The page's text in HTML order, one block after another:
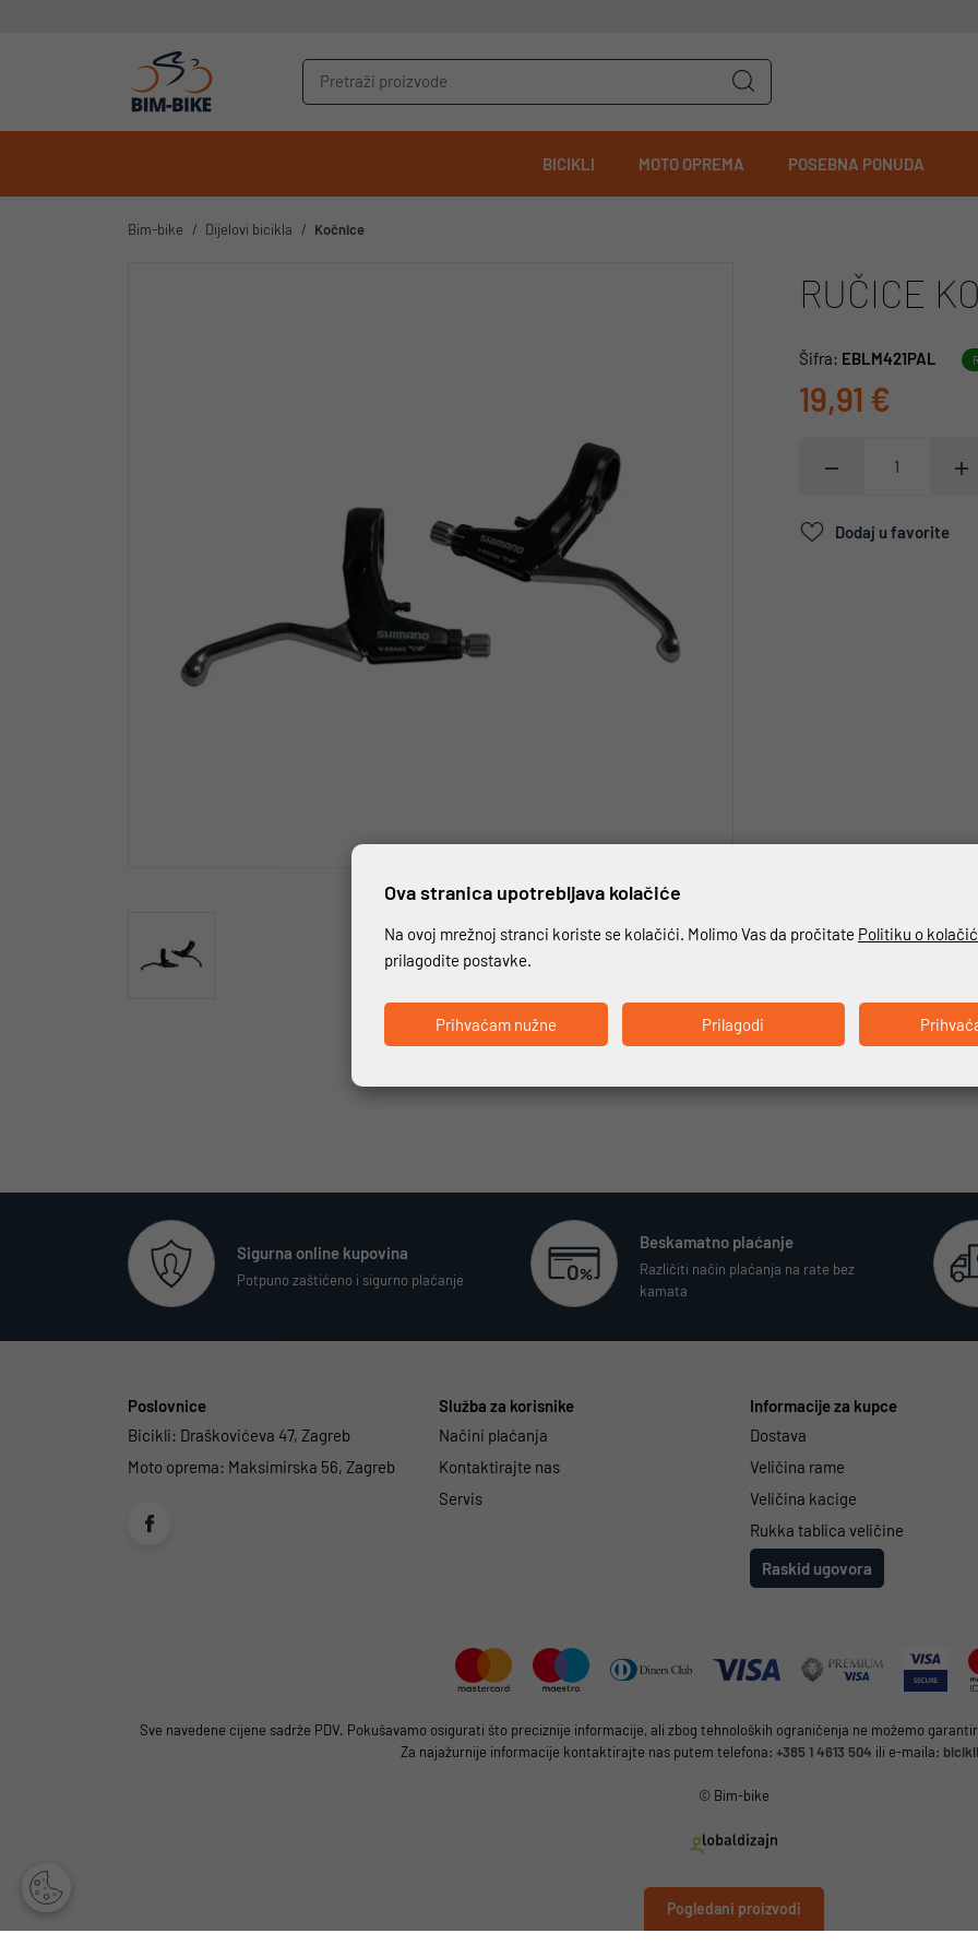
BICIKLI MOTO OPREMA POSEBNA PONUDA
Bim-bike Dijelovi bicikla Kočnice
RUČICE
Šifra: EBLM421PAL
19,91 €
Dodaj u favorite
Pogledani proizvodi
Sigurna online kupovina
Potpuno zaštićeno i sigurno plaćanje
Beskamatno plaćanje
Različiti način plaćanja na rate bez
kamata
Poslovnice
Bicikli: Draškovićeva 47, Zagreb
Moto oprema: Maksimirska 56, Zagreb
Služba za korisnike
Načini plaćanja
Kontaktirajte nas
Servis
Informacije za kupce
Dostava
Veličina rame
Veličina kacige
Rukka tablica veličine
Raskid ugovora
Sve navedene cijene sadrže PDV. Pokušavamo osigurati što preciznije informacije, ali zbog tehnoloških ograničenja ne možemo
Za najažurnije informacije kontaktirajte nas putem telefona: +385 1 4613 504 ili e-maila:
© Bim-bike
Ova stranica upotrebljava kolačiće
Na ovoj mrežnoj stranci koriste se kolačići. Molimo Vas da pročitate Politiku o
prilagodite postavke.
Prihvaćam nužne Prilagodi